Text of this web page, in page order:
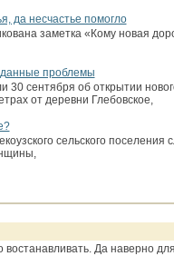
да несчастье помогло
заметка «Кому новая
проблемы
сентября об открытии
от деревни Глебовское,
сельского поселения
Да наверно